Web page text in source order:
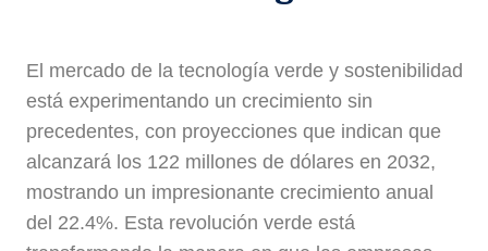
El mercado de la tecnología verde y sostenibilidad
está experimentando un crecimiento sin
precedentes, con proyecciones que indican que
alcanzará los 122 millones de dólares en 2032,
mostrando un impresionante crecimiento anual
del 22.4%. Esta revolución verde está